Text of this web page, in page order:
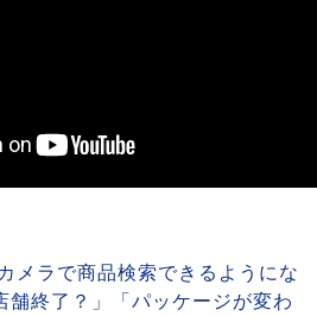
ラで商品検索できるようにな
終了？」「パッケージが変わ